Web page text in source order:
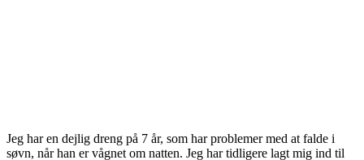
Jeg har en dejlig dreng på 7 år, som har problemer med at falde i
søvn, når han er vågnet om natten. Jeg har tidligere lagt mig ind til